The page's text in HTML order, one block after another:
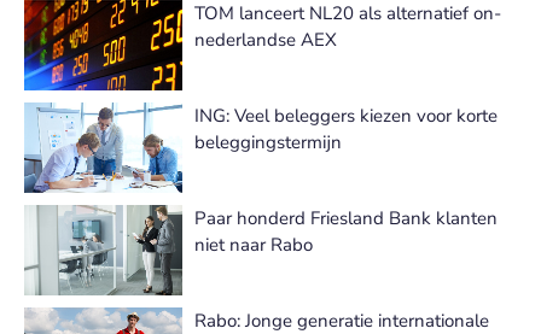
TOM lanceert NL20 als alternatief on-
nederlandse AEX
ING: Veel beleggers kiezen voor korte
beleggingstermijn
Paar honderd Friesland Bank klanten
niet naar Rabo
Rabo: Jonge generatie internationale